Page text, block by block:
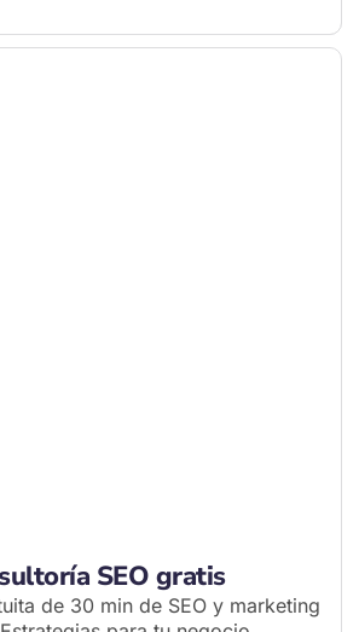
SEO gratis
de 30 min de SEO y marketing